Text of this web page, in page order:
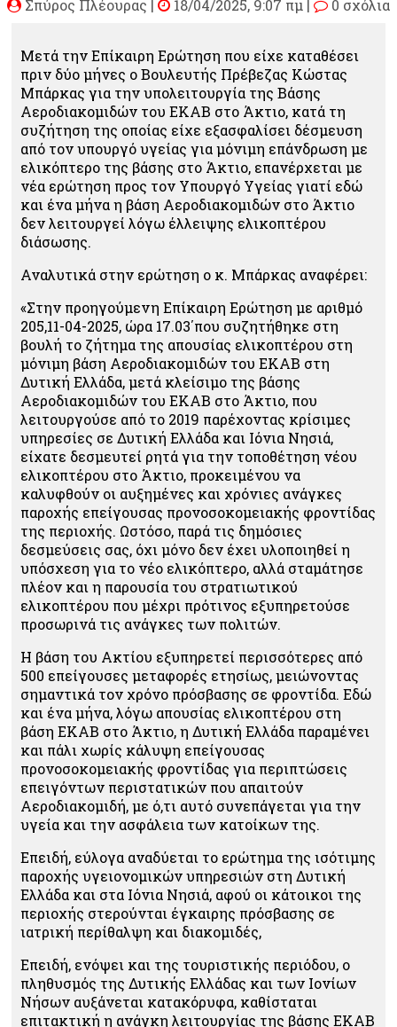
Σπύρος Πλέουρας | 18/04/2025, 9:07 πμ | 0 σχόλια
Μετά την Επίκαιρη Ερώτηση που είχε καταθέσει
πριν δύο μήνες ο Βουλευτής Πρέβεζας Κώστας
Μπάρκας για την υπολειτουργία της Βάσης
Αεροδιακομιδών του ΕΚΑΒ στο Άκτιο, κατά τη
συζήτηση της οποίας είχε εξασφαλίσει δέσμευση
από τον υπουργό υγείας για μόνιμη επάνδρωση με
ελικόπτερο της βάσης στο Άκτιο, επανέρχεται με
νέα ερώτηση προς τον Υπουργό Υγείας γιατί εδώ
και ένα μήνα η βάση Αεροδιακομιδών στο Άκτιο
δεν λειτουργεί λόγω έλλειψης ελικοπτέρου
διάσωσης.
Αναλυτικά στην ερώτηση ο κ. Μπάρκας αναφέρει:
«Στην προηγούμενη Επίκαιρη Ερώτηση με αριθμό
205,11-04-2025, ώρα 17.03΄που συζητήθηκε στη
βουλή το ζήτημα της απουσίας ελικοπτέρου στη
μόνιμη βάση Αεροδιακομιδών του ΕΚΑΒ στη
Δυτική Ελλάδα,μετά κλείσιμο της βάσης
Αεροδιακομιδών του ΕΚΑΒ στο Άκτιο, που
λειτουργούσε από το 2019 παρέχοντας κρίσιμες
υπηρεσίες σε Δυτική Ελλάδα και Ιόνια Νησιά,
είχατε δεσμευτεί ρητά για την τοποθέτηση νέου
ελικοπτέρου στο Άκτιο, προκειμένου να
καλυφθούν οι αυξημένες και χρόνιες ανάγκες
παροχής επείγουσας προνοσοκομειακής φροντίδας
της περιοχής. Ωστόσο, παρά τις δημόσιες
δεσμεύσεις σας, όχι μόνο δεν έχει υλοποιηθεί η
υπόσχεση για το νέο ελικόπτερο, αλλά σταμάτησε
πλέον και η παρουσία του στρατιωτικού
ελικοπτέρου που μέχρι πρότινος εξυπηρετούσε
προσωρινά τις ανάγκες των πολιτών.
Η βάση του Ακτίου εξυπηρετεί περισσότερες από
500 επείγουσες μεταφορές ετησίως, μειώνοντας
σημαντικά τον χρόνο πρόσβασης σε φροντίδα. Εδώ
και ένα μήνα, λόγω απουσίας ελικοπτέρου στη
βάση ΕΚΑΒ στο Άκτιο, η Δυτική Ελλάδα παραμένει
και πάλι χωρίς κάλυψη επείγουσας
προνοσοκομειακής φροντίδας για περιπτώσεις
επειγόντων περιστατικών που απαιτούν
Αεροδιακομιδή, με ό,τι αυτό συνεπάγεται για την
υγεία και την ασφάλεια των κατοίκων της.
Επειδή, εύλογα αναδύεται το ερώτημα της ισότιμης
παροχής υγειονομικών υπηρεσιών στη Δυτική
Ελλάδα και στα Ιόνια Νησιά, αφού οι κάτοικοι της
περιοχής στερούνται έγκαιρης πρόσβασης σε
ιατρική περίθαλψη και διακομιδές,
Επειδή, ενόψει και της τουριστικής περιόδου, ο
πληθυσμός της Δυτικής Ελλάδας και των Ιονίων
Νήσων αυξάνεται κατακόρυφα, καθίσταται
επιτακτική η ανάγκη λειτουργίας της βάσης ΕΚΑΒ